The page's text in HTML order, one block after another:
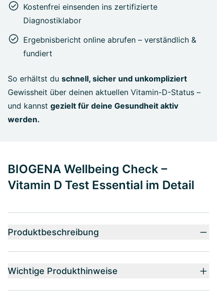
Kostenfrei einsenden ins zertifizierte
Diagnostiklabor
Ergebnisbericht online abrufen – verständlich &
fundiert
So erhältst du schnell, sicher und unkompliziert
Gewissheit über deinen aktuellen Vitamin-D-Status –
und kannst gezielt für deine Gesundheit aktiv
werden.
BIOGENA Wellbeing Check –
Vitamin D Test Essential im Detail
Produktbeschreibung
Wichtige Produkthinweise